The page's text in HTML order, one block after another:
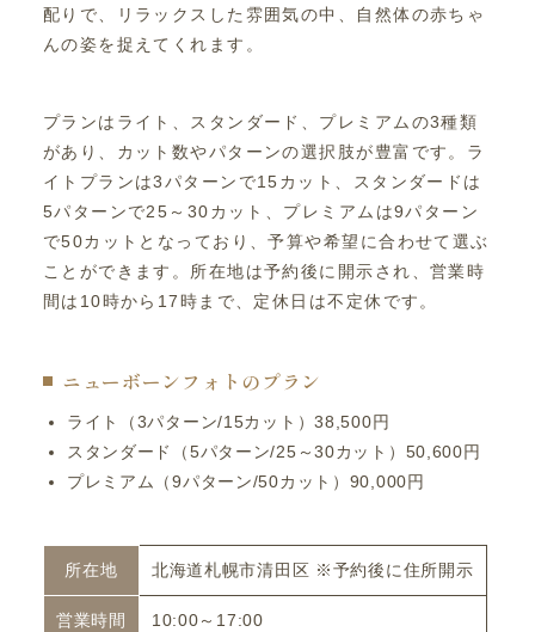
配りで、リラックスした雰囲気の中、自然体の赤ちゃ
んの姿を捉えてくれます。
プランはライト、スタンダード、プレミアムの3種類
があり、カット数やパターンの選択肢が豊富です。ラ
イトプランは3パターンで15カット、スタンダードは
5パターンで25～30カット、プレミアムは9パターン
で50カットとなっており、予算や希望に合わせて選ぶ
ことができます。所在地は予約後に開示され、営業時
間は10時から17時まで、定休日は不定休です。
ニューボーンフォトのプラン
ライト（3パターン/15カット）38,500円
スタンダード（5パターン/25～30カット）50,600円
プレミアム（9パターン/50カット）90,000円
所在地 北海道札幌市清田区 ※予約後に住所開示
営業時間 10:00～17:00